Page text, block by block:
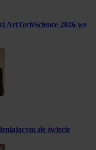
ArtTechScience 2026 we
się świecie